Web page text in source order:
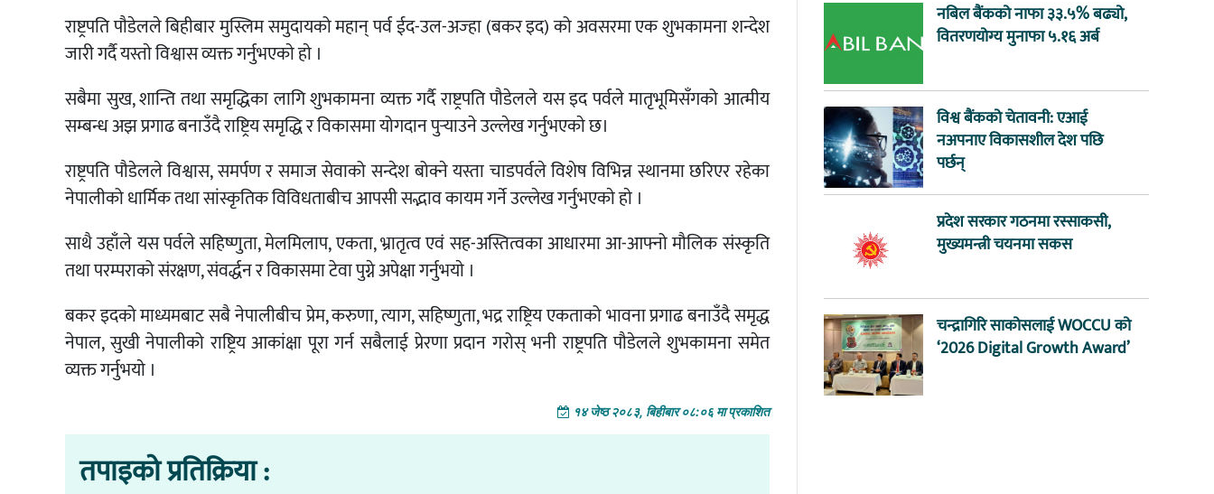
राष्ट्रपति पाैडेलले बिहीबार मुस्लिम समुदायको महान् पर्व ईद-उल-अज्हा (बकर इद) को अवसरमा एक शुभकामना शन्देश
जारी गर्दै यस्ताे विश्वास व्यक्त गर्नुभएकाे हाे ।
सबैमा सुख, शान्ति तथा समृद्धिका लागि शुभकामना व्यक्त गर्दै राष्ट्रपति पौडेलले यस इद पर्वले मातृभूमिसँगको आत्मीय
सम्बन्ध अझ प्रगाढ बनाउँदै राष्ट्रिय समृद्धि र विकासमा योगदान पुर्‍याउने उल्लेख गर्नुभएकाे छ।
राष्ट्रपति पौडेलले विश्वास, समर्पण र समाज सेवाको सन्देश बोक्ने यस्ता चाडपर्वले विशेष विभिन्न स्थानमा छरिएर रहेका
नेपालीको धार्मिक तथा सांस्कृतिक विविधताबीच आपसी सद्भाव कायम गर्ने उल्लेख गर्नुभएकाे हाे ।
साथै उहाँले यस पर्वले सहिष्णुता, मेलमिलाप, एकता, भ्रातृत्व एवं सह-अस्तित्वका आधारमा आ-आफ्नो मौलिक संस्कृति
तथा परम्पराको संरक्षण, संवर्द्धन र विकासमा टेवा पुग्ने अपेक्षा गर्नुभयाे ।
बकर इदको माध्यमबाट सबै नेपालीबीच प्रेम, करुणा, त्याग, सहिष्णुता, भद्र राष्ट्रिय एकताको भावना प्रगाढ बनाउँदै समृद्ध
नेपाल, सुखी नेपालीको राष्ट्रिय आकांक्षा पूरा गर्न सबैलाई प्रेरणा प्रदान गरोस् भनी राष्ट्रपति पौडेलले शुभकामना समेत
व्यक्त गर्नुभयाे ।
१४ जेष्ठ २०८३, बिहीबार ०८:०६ मा प्रकाशित
तपाइको प्रतिक्रिया :
नबिल बैंकको नाफा ३३.५% बढ्यो,
वितरणयोग्य मुनाफा ५.१६ अर्ब
विश्व बैंकको चेतावनी: एआई
नअपनाए विकासशील देश पछि
पर्छन्
प्रदेश सरकार गठनमा रस्साकसी,
मुख्यमन्त्री चयनमा सकस
चन्द्रागिरि साकोसलाई WOCCU को
‘2026 Digital Growth Award’